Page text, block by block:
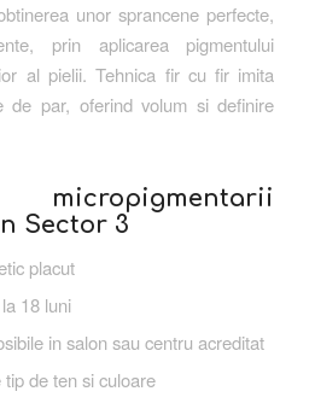
unor sprancene perfecte,
prin aplicarea pigmentului
al pielii. Tehnica fir cu fir imita
de par, oferind volum si definire
Sector 3
placut
18 luni
in salon sau centru acreditat
de ten si culoare